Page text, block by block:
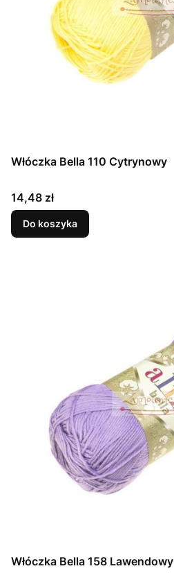
Włóczka Bella 110 Cytrynowy
Cena
14,48 zł
Do koszyka
Włóczka Bella 158 Lawendowy